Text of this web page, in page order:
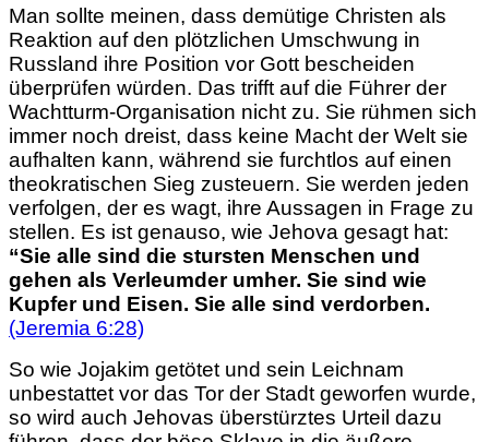
Man sollte meinen, dass demütige Christen als
Reaktion auf den plötzlichen Umschwung in
Russland ihre Position vor Gott bescheiden
überprüfen würden. Das trifft auf die Führer der
Wachtturm-Organisation nicht zu. Sie rühmen sich
immer noch dreist, dass keine Macht der Welt sie
aufhalten kann, während sie furchtlos auf einen
theokratischen Sieg zusteuern. Sie werden jeden
verfolgen, der es wagt, ihre Aussagen in Frage zu
stellen. Es ist genauso, wie Jehova gesagt hat:
“Sie alle sind die stursten Menschen und
gehen als Verleumder umher. Sie sind wie
Kupfer und Eisen. Sie alle sind verdorben.
(Jeremia 6:28)
So wie Jojakim getötet und sein Leichnam
unbestattet vor das Tor der Stadt geworfen wurde,
so wird auch Jehovas überstürztes Urteil dazu